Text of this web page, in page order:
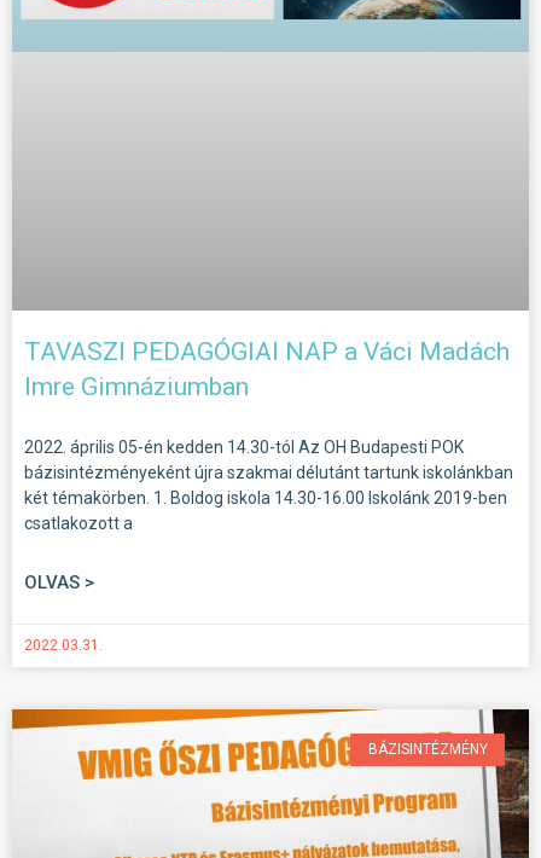
TAVASZI PEDAGÓGIAI NAP a Váci Madách
Imre Gimnáziumban
2022. április 05-én kedden 14.30-tól Az OH Budapesti POK
bázisintézményeként újra szakmai délutánt tartunk iskolánkban
két témakörben. 1. Boldog iskola 14.30-16.00 Iskolánk 2019-ben
csatlakozott a
OLVAS >
2022.03.31.
BÁZISINTÉZMÉNY